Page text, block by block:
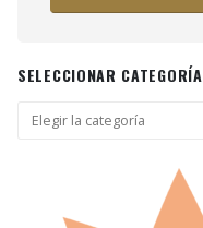
SELECCIONAR CATEGORÍA
Seleccionar
categoría